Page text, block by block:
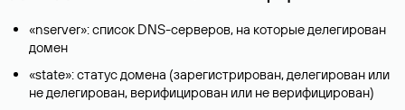
«nserver»: список DNS-серверов, на которые делегирован
домен
«state»: статус домена (зарегистрирован, делегирован или
не делегирован, верифицирован или не верифицирован)